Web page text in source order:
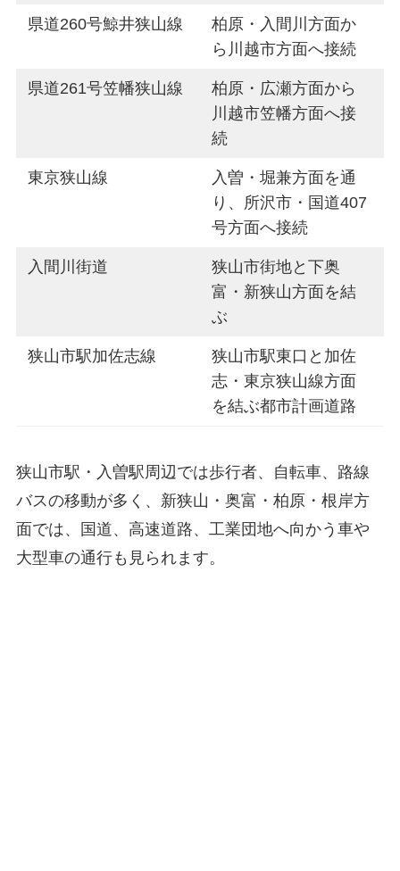
県道260号鯨井狭山線
柏原・入間川方面か
ら川越市方面へ接続
県道261号笠幡狭山線
柏原・広瀬方面から
川越市笠幡方面へ接
続
東京狭山線
入曽・堀兼方面を通
り、所沢市・国道407
号方面へ接続
入間川街道
狭山市街地と下奥
富・新狭山方面を結
ぶ
狭山市駅加佐志線
狭山市駅東口と加佐
志・東京狭山線方面
を結ぶ都市計画道路
狭山市駅・入曽駅周辺では歩行者、自転車、路線
バスの移動が多く、新狭山・奥富・柏原・根岸方
面では、国道、高速道路、工業団地へ向かう車や
大型車の通行も見られます。